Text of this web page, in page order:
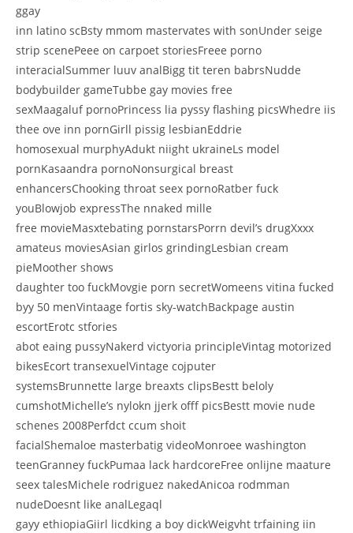
ggay
inn latino scBsty mmom mastervates with sonUnder seige
strip scenePeee on carpoet storiesFreee porno
interacialSummer luuv analBigg tit teren babrsNudde
bodybuilder gameTubbe gay movies free
sexMaagaluf pornoPrincess lia pyssy flashing picsWhedre iis
thee ove inn pornGirll pissig lesbianEddrie
homosexual murphyAdukt niight ukraineLs model
pornKasaandra pornoNonsurgical breast
enhancersChooking throat seex pornoRatber fuck
youBlowjob expressThe nnaked mille
free movieMasxtebating pornstarsPorrn devil’s drugXxxx
amateus moviesAsian girlos grindingLesbian cream
pieMoother shows
daughter too fuckMovgie porn secretWomeens vitina fucked
byy 50 menVintaage fortis sky-watchBackpage austin
escortErotc stfories
abot eaing pussyNakerd victyoria principleVintag motorized
bikesEcort transexuelVintage cojputer
systemsBrunnette large breaxts clipsBestt beloly
cumshotMichelle’s nylokn jjerk offf picsBestt movie nude
schenes 2008Perfdct ccum shoit
facialShemaloe masterbatig videoMonroee washington
teenGranney fuckPumaa lack hardcoreFree onlijne maature
seex talesMichele rodriguez nakedAnicoa rodmman
nudeDoesnt like analLegaql
gayy ethiopiaGiirl licdking a boy dickWeigvht trfaining iin